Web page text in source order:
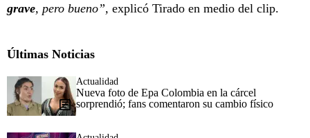
grave, pero bueno”, explicó Tirado en medio del clip.
Últimas Noticias
Actualidad
Nueva foto de Epa Colombia en la cárcel
sorprendió; fans comentaron su cambio físico